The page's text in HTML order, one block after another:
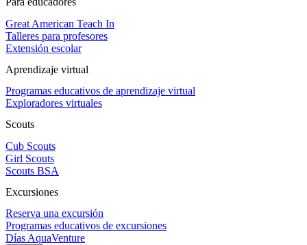
Great American Teach In
Talleres para profesores
Extensión escolar
Aprendizaje virtual
Programas educativos de aprendizaje virtual
Exploradores virtuales
Scouts
Cub Scouts
Girl Scouts
Scouts BSA
Excursiones
Reserva una excursión
Programas educativos de excursiones
Días AquaVenture